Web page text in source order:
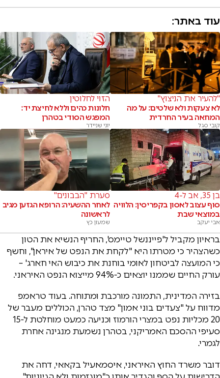
עוד באתר:
"להעיר את הניצוץ"
לא צעקות ולא שלטים: על מה
המחאה בעיר החרדית
קובי סגל
הזוי לחלוטין
חלונות כהים וללא לחיצת יד:
המפגש הסודי בטהרן
יוני שניידר
בן 35, אב ל-4
סוף עצוב לאסון בקפריסין: הלוויה
במוצאי שבת
אבי יעקב
סערת "הבבונים"
לאחר ההשעיה: הרופא הגזען מגיב
לראשונה
שמעון כץ
בראיון מקביל ל'פייננשל טיימס', החריף הנשיא את הטון
כשהצהיר כי מטרתו היא "לקחת את הנפט של איראן", וחשף
כי המועצה לביטחון לאומי בוחנת את כיבוש האי חארג' –
עורק החיים שממנו יוצאים כ-94% מייצוא הנפט האיראני.
בזירה המדינית, התמונה מורכבת ומתוחה. בעוד טראמפ
מדווח על "צעדים בוני אמון" מצד טהרן, הכוללים מעבר של
20 מכליות נפט במצרי הורמוז וכניעה כמעט מוחלטת ל-15
סעיפי ההסכם האמריקני, בטהרן נשמעת מנגינה אחרת
לגמרי.
דובר משרד החוץ האיראני, איסמאעיל בקאאי, דחה את